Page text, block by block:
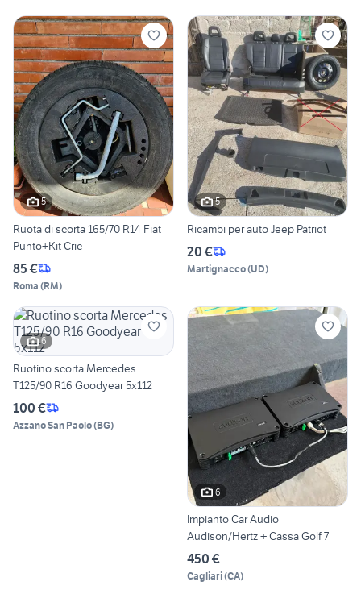
5
Ruota di scorta 165/70 R14 Fiat
Punto+Kit Cric
85 €
Roma (RM)
5
Ricambi per auto Jeep Patriot
20 €
Martignacco(UD)
6
Ruotino scorta Mercedes
T125/90 R16 Goodyear 5x112
100 €
Azzano San Paolo(BG)
6
Impianto Car Audio
Audison/Hertz + Cassa Golf 7
450 €
Cagliari(CA)